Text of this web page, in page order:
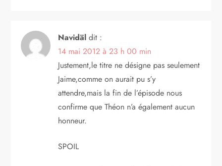
Navidäl dit :
14 mai 2012 à 23 h 00 min
Justement,le titre ne désigne pas seulement
Jaime,comme on aurait pu s’y
attendre,mais la fin de l’épisode nous
confirme que Théon n’a également aucun
honneur.
SPOIL